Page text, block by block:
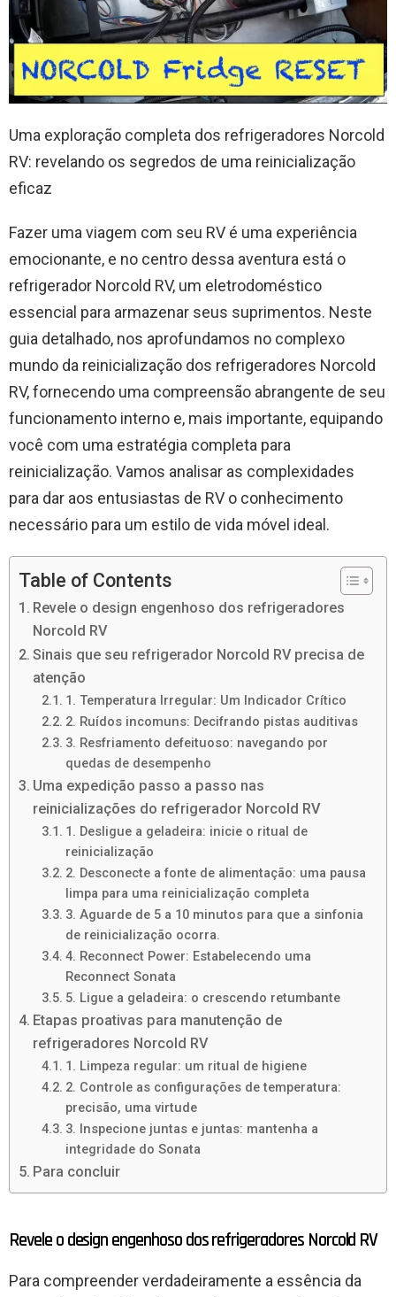
Uma exploração completa dos refrigeradores Norcold
RV: revelando os segredos de uma reinicialização
eficaz
Fazer uma viagem com seu RV é uma experiência
emocionante, e no centro dessa aventura está o
refrigerador Norcold RV, um eletrodoméstico
essencial para armazenar seus suprimentos. Neste
guia detalhado, nos aprofundamos no complexo
mundo da reinicialização dos refrigeradores Norcold
RV, fornecendo uma compreensão abrangente de seu
funcionamento interno e, mais importante, equipando
você com uma estratégia completa para
reinicialização. Vamos analisar as complexidades
para dar aos entusiastas de RV o conhecimento
necessário para um estilo de vida móvel ideal.
Table of Contents
Revele o design engenhoso dos refrigeradores
Norcold RV
Sinais que seu refrigerador Norcold RV precisa de
atenção
1. Temperatura Irregular: Um Indicador Crítico
2. Ruídos incomuns: Decifrando pistas auditivas
3. Resfriamento defeituoso: navegando por
quedas de desempenho
Uma expedição passo a passo nas
reinicializações do refrigerador Norcold RV
1. Desligue a geladeira: inicie o ritual de
reinicialização
2. Desconecte a fonte de alimentação: uma pausa
limpa para uma reinicialização completa
3. Aguarde de 5 a 10 minutos para que a sinfonia
de reinicialização ocorra.
4. Reconnect Power: Estabelecendo uma
Reconnect Sonata
5. Ligue a geladeira: o crescendo retumbante
Etapas proativas para manutenção de
refrigeradores Norcold RV
1. Limpeza regular: um ritual de higiene
2. Controle as configurações de temperatura:
precisão, uma virtude
3. Inspecione juntas e juntas: mantenha a
integridade do Sonata
Para concluir
Revele o design engenhoso dos refrigeradores Norcold RV
Para compreender verdadeiramente a essência da